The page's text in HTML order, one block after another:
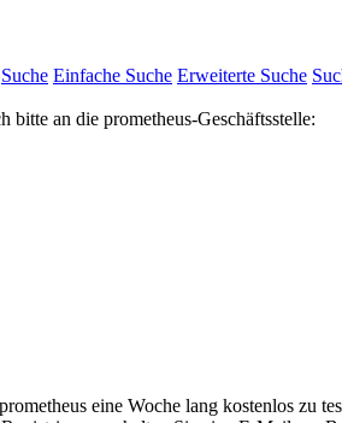
Suche Einfache Suche Erweiterte Suche
bitte an die prometheus-Geschäftsstelle:
eine Woche lang kostenlos zu